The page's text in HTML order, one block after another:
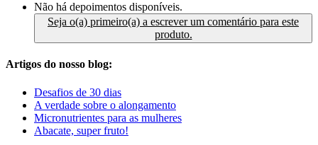
Não há depoimentos disponíveis.
Seja o(a) primeiro(a) a escrever um comentário para este
produto.
Artigos do nosso blog:
Desafios de 30 dias
A verdade sobre o alongamento
Micronutrientes para as mulheres
Abacate, super fruto!